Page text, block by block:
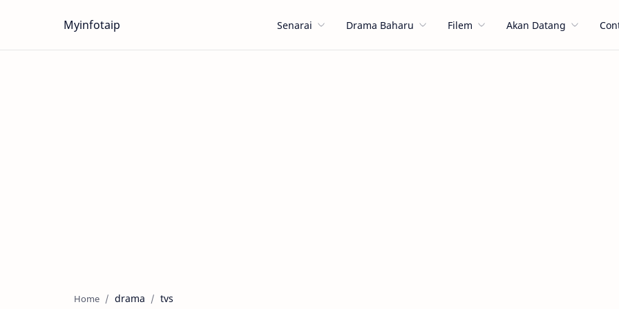
Myinfotaip Senarai Drama Baharu Filem Akan Datang
Home drama tvs